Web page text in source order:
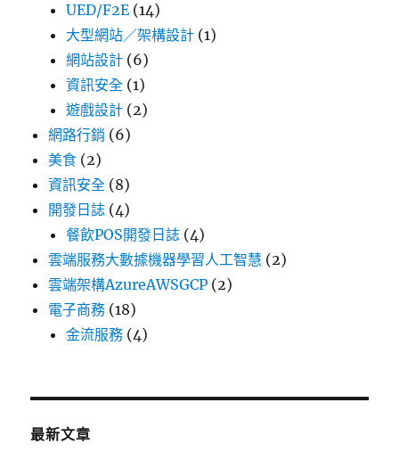
UED/F2E (14)
大型網站／架構設計 (1)
網站設計 (6)
資訊安全 (1)
遊戲設計 (2)
網路行銷 (6)
美食 (2)
資訊安全 (8)
開發日誌 (4)
餐飲POS開發日誌 (4)
雲端服務大數據機器學習人工智慧 (2)
雲端架構AzureAWSGCP (2)
電子商務 (18)
金流服務 (4)
最新文章